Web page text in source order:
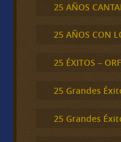
25 AÑOS
25 AÑOS CON
25 ÉXITOS –
25 Grandes
25 Grandes